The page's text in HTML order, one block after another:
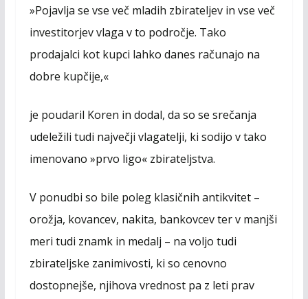
»Pojavlja se vse več mladih zbirateljev in vse več
investitorjev vlaga v to področje. Tako
prodajalci kot kupci lahko danes računajo na
dobre kupčije,«
je poudaril Koren in dodal, da so se srečanja
udeležili tudi največji vlagatelji, ki sodijo v tako
imenovano »prvo ligo« zbirateljstva.
V ponudbi so bile poleg klasičnih antikvitet –
orožja, kovancev, nakita, bankovcev ter v manjši
meri tudi znamk in medalj – na voljo tudi
zbirateljske zanimivosti, ki so cenovno
dostopnejše, njihova vrednost pa z leti prav